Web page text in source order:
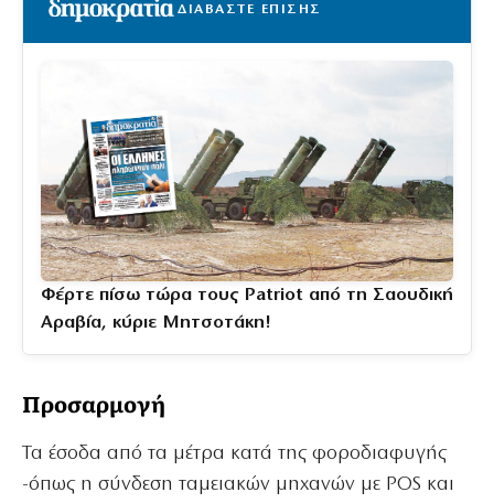
ΔΙΑΒΑΣΤΕ ΕΠΙΣΗΣ
Φέρτε πίσω τώρα τους Patriot από τη Σαουδική
Αραβία, κύριε Μητσοτάκη!
Προσαρμογή
Τα έσοδα από τα μέτρα κατά της φοροδιαφυγής
-όπως η σύνδεση ταμειακών μηχανών με POS και